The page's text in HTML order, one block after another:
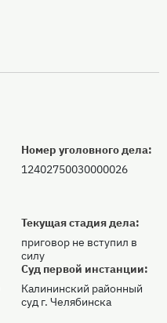
Номер уголовного дела:
12402750030000026
Текущая стадия дела:
приговор не вступил в
силу
Суд первой инстанции:
Калининский районный
суд г. Челябинска